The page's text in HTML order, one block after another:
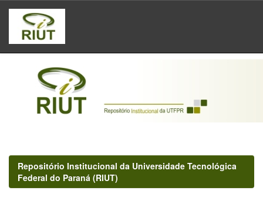
Skip
navigation
Repositório Institucional da Universidade Tecnológica
Federal do Paraná (RIUT)